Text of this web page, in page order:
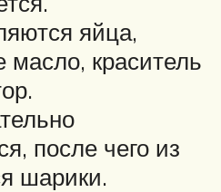
яйца,
масло, краситель
после чего из
шарики.